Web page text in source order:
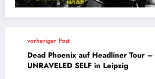
vorheriger Post
Dead Phoenix auf Headliner Tour –
UNRAVELED SELF in Leipzig